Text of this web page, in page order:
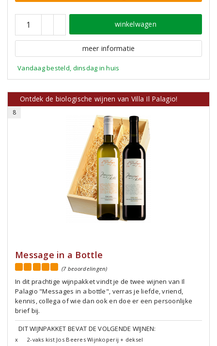
winkelwagen
meer informatie
Vandaag besteld, dinsdag in huis
Ontdek de biologische wijnen van Villa Il Palagio!
8
Message in a Bottle
(7 beoordelingen)
In dit prachtige wijnpakket vindt je de twee wijnen van Il
Palagio "Messages in a bottle", verras je liefde, vriend,
kennis, collega of wie dan ook en doe er een persoonlijke
brief bij.
DIT WIJNPAKKET BEVAT DE VOLGENDE WIJNEN:
x
2-vaks kist Jos Beeres Wijnkoperij + deksel